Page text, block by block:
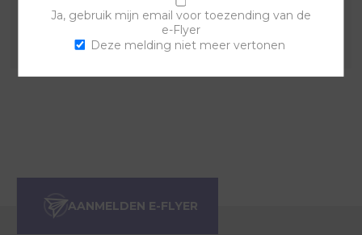
van de ritssluiting, gemaakt van roestvrij staal, wissel je
snel en simpel. Een tas voor iedere gelegenheid.
Ja, gebruik mijn email voor toezending van de
e-Flyer
Deze melding niet meer vertonen